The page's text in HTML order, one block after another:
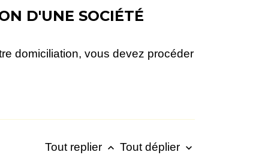
D'UNE SOCIÉTÉ
domiciliation, vous devez procéder
Tout replier keyboard_arrow_up Tout déplier keyboard_arrow_down